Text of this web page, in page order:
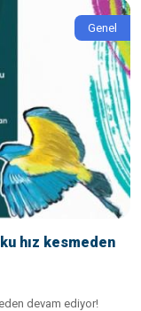
Genel
hız kesmeden
devam ediyor!